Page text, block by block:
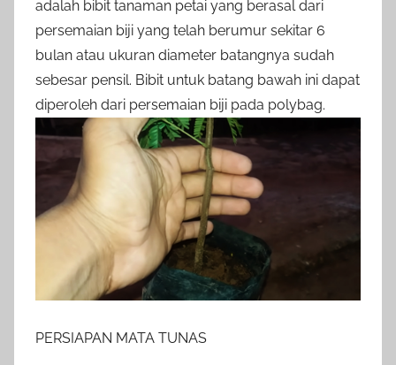
adalah bibit tanaman petai yang berasal dari
persemaian biji yang telah berumur sekitar 6
bulan atau ukuran diameter batangnya sudah
sebesar pensil. Bibit untuk batang bawah ini dapat
diperoleh dari persemaian biji pada polybag.
PERSIAPAN MATA TUNAS